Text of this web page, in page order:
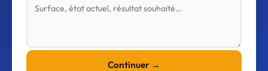
Continuer →